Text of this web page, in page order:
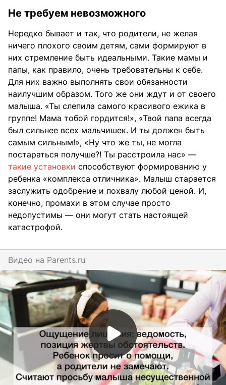
Не требуем невозможного
Нередко бывает и так, что родители, не желая
ничего плохого своим детям, сами формируют в
них стремление быть идеальными. Такие мамы и
папы, как правило, очень требовательны к себе.
Для них важно выполнять свои обязанности
наилучшим образом. Того же они ждут и от своего
малыша. «Ты слепила самого красивого ежика в
группе! Мама тобой гордится!», «Твой папа всегда
был сильнее всех мальчишек. И ты должен быть
самым сильным!», «Ну что же ты, не могла
постараться получше?! Ты расстроила нас» —
такие установки способствуют формированию у
ребенка «комплекса отличника». Малыш старается
заслужить одобрение и похвалу любой ценой. И,
конечно, промахи в этом случае просто
недопустимы — они могут стать настоящей
катастрофой.
Видео на parents.ru